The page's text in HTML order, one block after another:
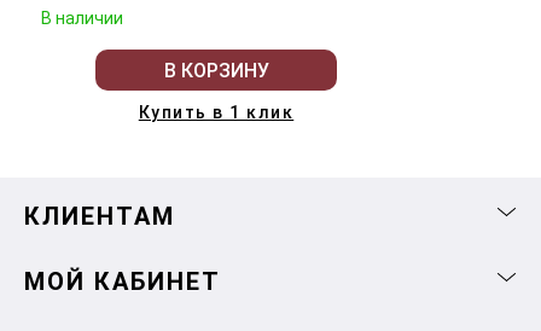
В наличии
В КОРЗИНУ
Купить в 1 клик
КЛИЕНТАМ
МОЙ КАБИНЕТ